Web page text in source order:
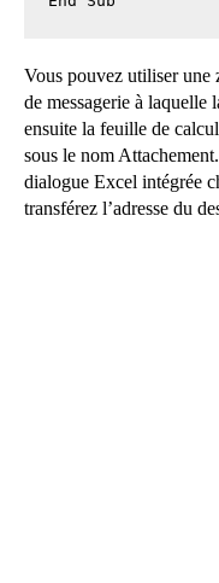
Vous pouvez utiliser une
de messagerie à laquelle
ensuite la feuille de
sous le nom
dialogue Excel intégrée
transférez l’adresse du